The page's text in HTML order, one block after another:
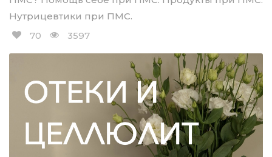
Нутрицевтики при ПМС.
70
3597